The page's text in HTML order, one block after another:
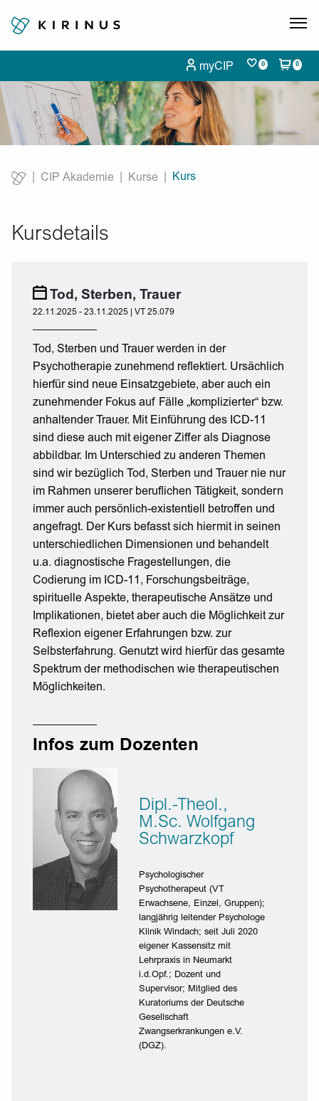
myCIP 0 0
CIP Akademie Kurse
Current:
Kurs
Kursdetails
Tod, Sterben, Trauer
22.11.2025 - 23.11.2025 | VT 25.079
Tod, Sterben und Trauer werden in der
Psychotherapie zunehmend reflektiert. Ursächlich
hierfür sind neue Einsatzgebiete, aber auch ein
zunehmender Fokus auf Fälle „komplizierter“ bzw.
anhaltender Trauer. Mit Einführung des ICD-11
sind diese auch mit eigener Ziffer als Diagnose
abbildbar. Im Unterschied zu anderen Themen
sind wir bezüglich Tod, Sterben und Trauer nie nur
im Rahmen unserer beruflichen Tätigkeit, sondern
immer auch persönlich-existentiell betroffen und
angefragt. Der Kurs befasst sich hiermit in seinen
unterschiedlichen Dimensionen und behandelt
u.a. diagnostische Fragestellungen, die
Codierung im ICD-11, Forschungsbeiträge,
spirituelle Aspekte, therapeutische Ansätze und
Implikationen, bietet aber auch die Möglichkeit zur
Reflexion eigener Erfahrungen bzw. zur
Selbsterfahrung. Genutzt wird hierfür das gesamte
Spektrum der methodischen wie therapeutischen
Möglichkeiten.
Infos zum Dozenten
Dipl.-Theol.,
M.Sc. Wolfgang
Schwarzkopf
Psychologischer
Psychotherapeut (VT
Erwachsene, Einzel, Gruppen);
langjährig leitender Psychologe
Klinik Windach; seit Juli 2020
eigener Kassensitz mit
Lehrpraxis in Neumarkt
i.d.Opf.; Dozent und
Supervisor; Mitglied des
Kuratoriums der Deutsche
Gesellschaft
Zwangserkrankungen e.V.
(DGZ).